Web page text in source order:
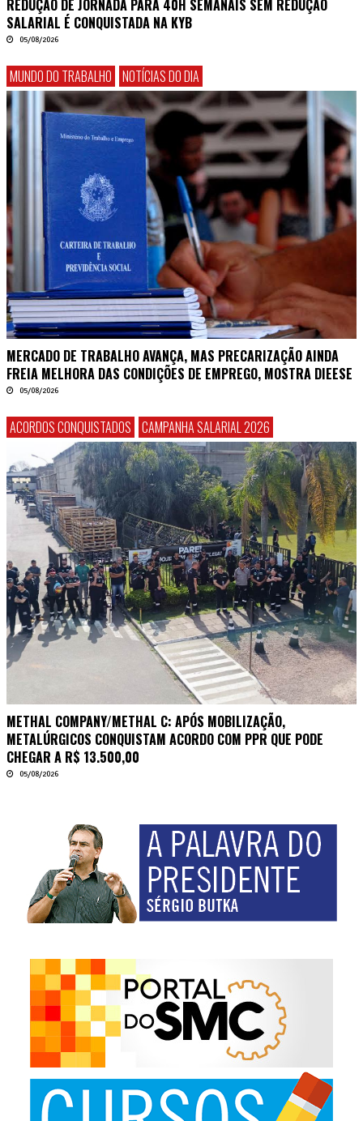
REDUÇÃO DE JORNADA PARA 40H SEMANAIS SEM REDUÇÃO
SALARIAL É CONQUISTADA NA KYB
05/08/2026
MUNDO DO TRABALHO NOTÍCIAS DO DIA
MERCADO DE TRABALHO AVANÇA, MAS PRECARIZAÇÃO AINDA
FREIA MELHORA DAS CONDIÇÕES DE EMPREGO, MOSTRA DIEESE
05/08/2026
ACORDOS CONQUISTADOS CAMPANHA SALARIAL 2026
METHAL COMPANY/METHAL C: APÓS MOBILIZAÇÃO,
METALÚRGICOS CONQUISTAM ACORDO COM PPR QUE PODE
CHEGAR A R$ 13.500,00
05/08/2026